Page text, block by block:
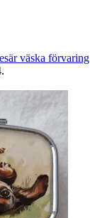
väska förvaring
.